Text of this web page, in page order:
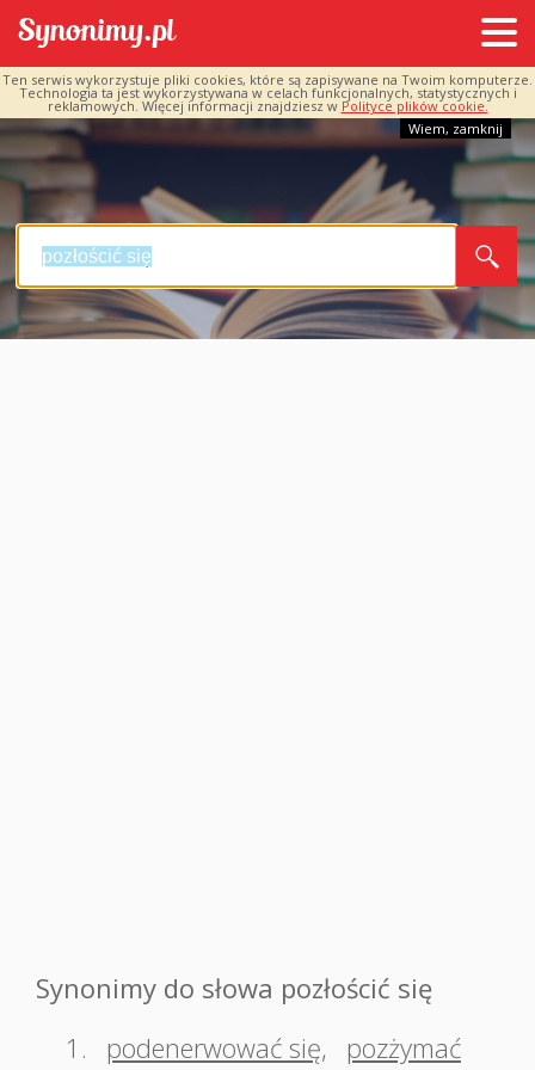
Ten serwis wykorzystuje pliki cookies, które są zapisywane na Twoim komputerze.
Technologia ta jest wykorzystywana w celach funkcjonalnych, statystycznych i
reklamowych. Więcej informacji znajdziesz w Polityce plików cookie.
Wiem, zamknij
Synonimy do słowa pozłościć się
1.
podenerwować się, pozżymać